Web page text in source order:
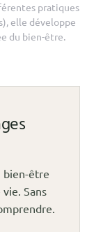
pratiques
elle développe
du bien-être.
bien-être
Sans